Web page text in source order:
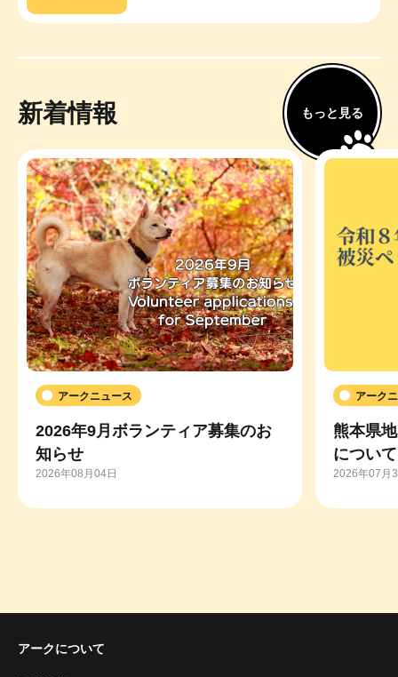
新着情報 もっと見る
アークニュース
2026年9月ボランティア募集のお
知らせ
2026年08月04日
アーク
熊本県
について
2026年07月
アークについて